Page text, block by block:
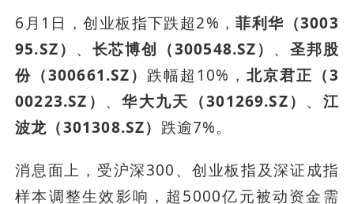
6月1日，创业板指下跌超2%，菲利华（3003
95.SZ） 、 长芯博创（300548.SZ） 、 圣邦股
份（300661.SZ） 跌幅超10%，北京君正（3
00223.SZ） 、华大九天（301269.SZ） 、 江
波龙（301308.SZ） 跌逾7%。
消息面上，受沪深300、创业板指及深证成指
样本调整生效影响，超5000亿元被动资金需